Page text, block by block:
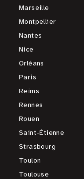
Marseille
Montpellier
Nantes
Nice
Orléans
Paris
Reims
Rennes
Rouen
Saint-Étienne
Strasbourg
Toulon
Toulouse